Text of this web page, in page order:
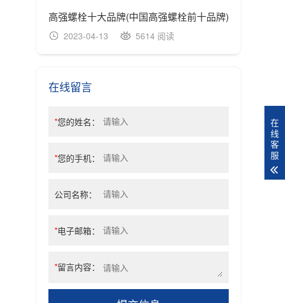
高强螺栓十大品牌(中国高强螺栓前十品牌)
2023-04-13 5614 阅读
在线留言
*您的姓名：
*您的手机：
公司名称：
*电子邮箱：
*留言内容：
在
线
客
服